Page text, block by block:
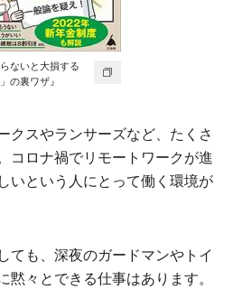
ないと大損する
の裏ワザ』
クスやランサーズなど、たくさ
コロナ禍でリモートワークが進
いという人にとって働く環境が
ても、深夜のガードマンやトイ
黙々とできる仕事はあります。